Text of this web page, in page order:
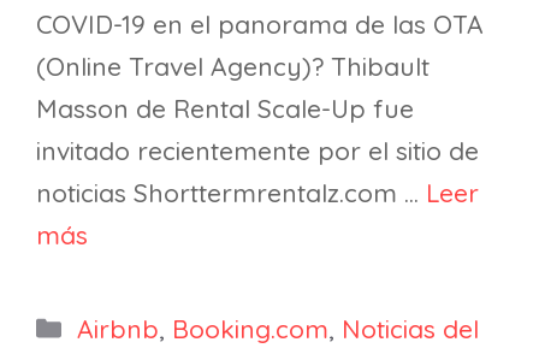
COVID-19 en el panorama de las OTA
(Online Travel Agency)? Thibault
Masson de Rental Scale-Up fue
invitado recientemente por el sitio de
noticias Shorttermrentalz.com … Leer
más
Categorías
Airbnb, Booking.com, Noticias del